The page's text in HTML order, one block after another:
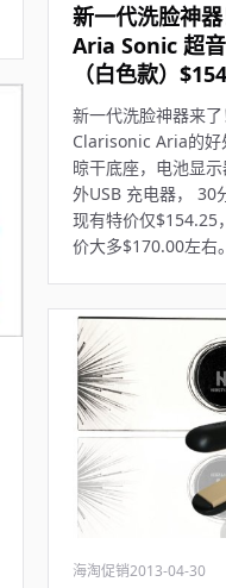
新一代洗脸神
Aria Sonic 超
（白色款）
新一代洗脸神器来了
Clarisonic Aria的好
晾干底座，电池显
外USB 充电器， 30
现有特价仅$154.25
价大多$170.00左右。
海淘促销2013-04-30